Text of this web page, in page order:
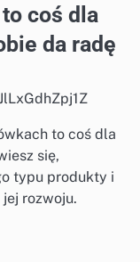
coś dla
da radę
to coś dla
się,
typu produkty i
rozwoju.